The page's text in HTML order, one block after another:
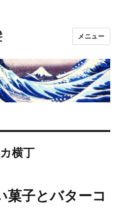
メニュー
横丁
菓子とバターコ